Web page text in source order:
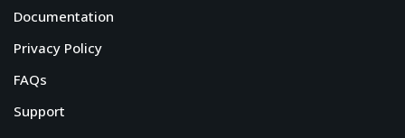
Documentation
Privacy Policy
FAQs
Support